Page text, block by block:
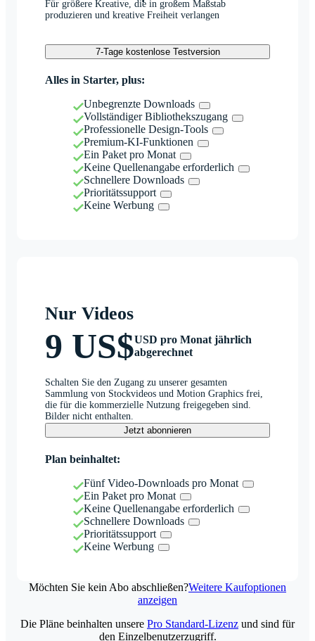
Für größere Kreative, die in großem Maßstab
produzieren und kreative Freiheit verlangen
7-Tage kostenlose Testversion
Alles in Starter, plus:
Unbegrenzte Downloads
Vollständiger Bibliothekszugang
Professionelle Design-Tools
Premium-KI-Funktionen
Ein Paket pro Monat
Keine Quellenangabe erforderlich
Schnellere Downloads
Prioritätssupport
Keine Werbung
Nur Videos
9 US$USD pro Monat jährlich
abgerechnet
Schalten Sie den Zugang zu unserer gesamten
Sammlung von Stockvideos und Motion Graphics frei,
die für die kommerzielle Nutzung freigegeben sind.
Bilder nicht enthalten.
Jetzt abonnieren
Plan beinhaltet:
Fünf Video-Downloads pro Monat
Ein Paket pro Monat
Keine Quellenangabe erforderlich
Schnellere Downloads
Prioritätssupport
Keine Werbung
Möchten Sie kein Abo abschließen?Weitere Kaufoptionen
anzeigen
Die Pläne beinhalten unsere Pro Standard-Lizenz und sind für
den Einzelbenutzerzugriff.